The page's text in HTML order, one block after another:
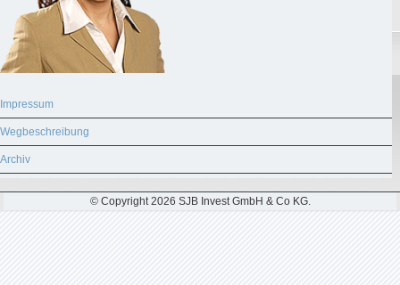
Impressum
Wegbeschreibung
Archiv
© Copyright 2026 SJB Invest GmbH & Co KG.